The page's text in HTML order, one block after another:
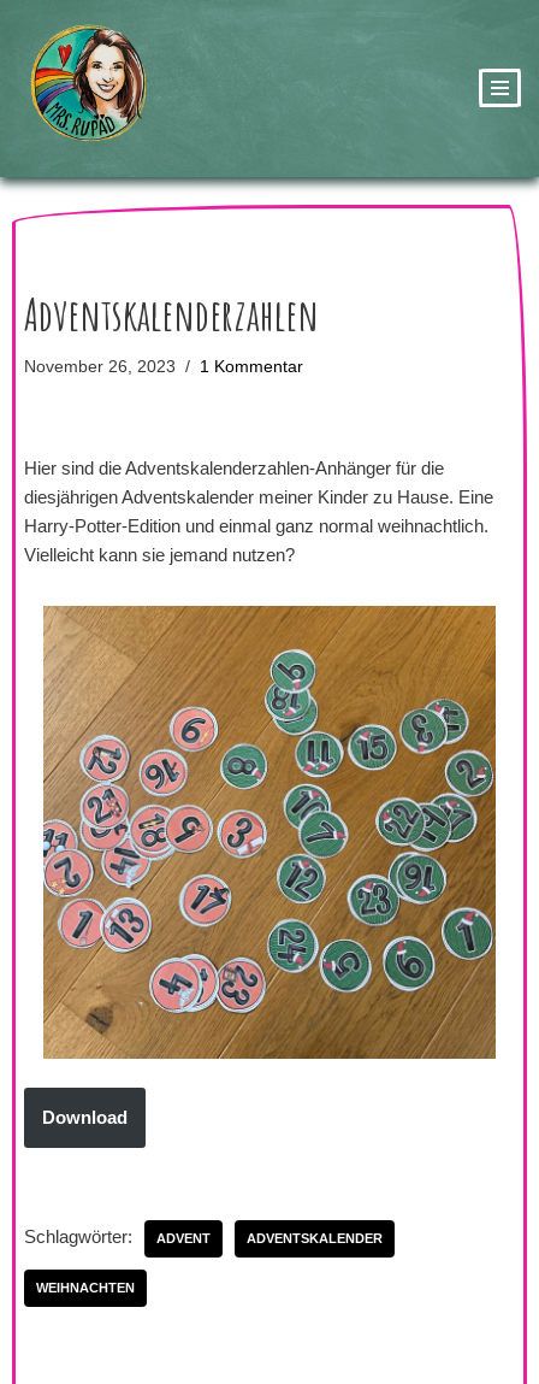
Zum
Inhalt
springen
Adventskalenderzahlen
November 26, 2023 1 Kommentar
Hier sind die Adventskalenderzahlen-Anhänger für die
diesjährigen Adventskalender meiner Kinder zu Hause. Eine
Harry-Potter-Edition und einmal ganz normal weihnachtlich.
Vielleicht kann sie jemand nutzen?
Download
Schlagwörter: ADVENT ADVENTSKALENDER
WEIHNACHTEN